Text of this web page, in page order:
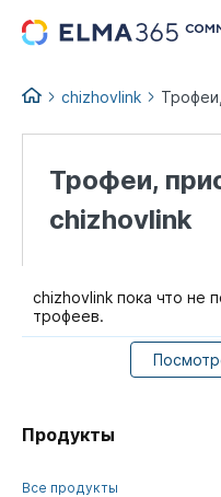
...
chizhovlink
Трофеи,
chizhovlink
chizhovlink пока что не
трофеев.
Продукты
Все продукты